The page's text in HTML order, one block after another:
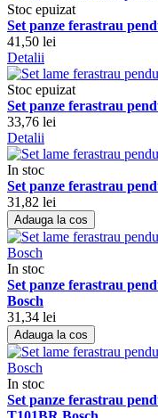
Stoc epuizat
Set panze ferastrau
41,50 lei
Detalii
Stoc epuizat
Set panze ferastrau
33,76 lei
Detalii
In stoc
Set panze ferastrau
31,82 lei
Adauga la cos
In stoc
Set panze ferastrau
Bosch
31,34 lei
Adauga la cos
In stoc
Set panze ferastrau